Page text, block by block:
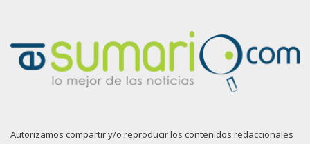
Autorizamos compartir y/o reproducir los contenidos redaccionales